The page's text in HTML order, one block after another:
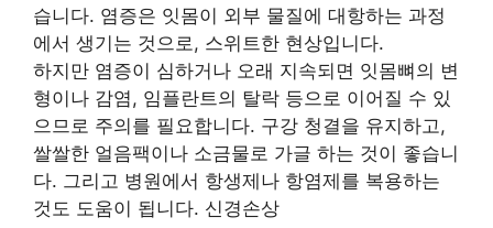
습니다. 염증은 잇몸이 외부 물질에 대항하는 과정
에서 생기는 것으로, 스위트한 현상입니다.
하지만 염증이 심하거나 오래 지속되면 잇몸뼈의 변
형이나 감염, 임플란트의 탈락 등으로 이어질 수 있
으므로 주의를 필요합니다. 구강 청결을 유지하고,
쌀쌀한 얼음팩이나 소금물로 가글 하는 것이 좋습니
다. 그리고 병원에서 항생제나 항염제를 복용하는
것도 도움이 됩니다. 신경손상